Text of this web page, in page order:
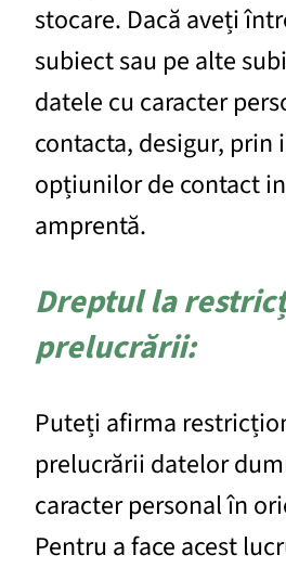
stocare. Dacă aveți
subiect sau pe alte
datele cu caracter
contacta, desigur,
opțiunilor de contact
amprentă.
Dreptul la
prelucrării:
Puteți afirma
prelucrării datelor
caracter personal în
Pentru a face acest